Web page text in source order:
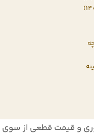
و قیمت قطعی از